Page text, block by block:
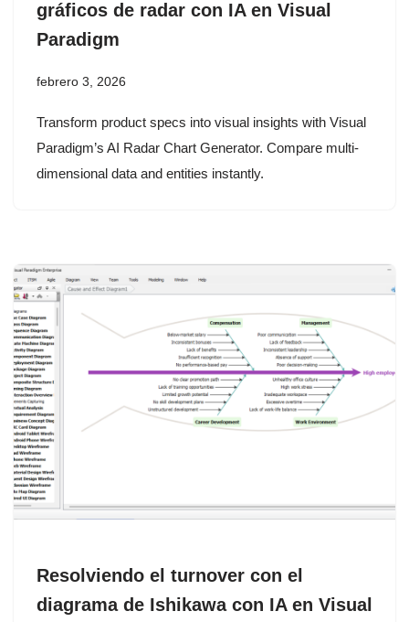
gráficos de radar con IA en Visual
Paradigm
febrero 3, 2026
Transform product specs into visual insights with Visual
Paradigm’s AI Radar Chart Generator. Compare multi-
dimensional data and entities instantly.
Resolviendo el turnover con el
diagrama de Ishikawa con IA en Visual